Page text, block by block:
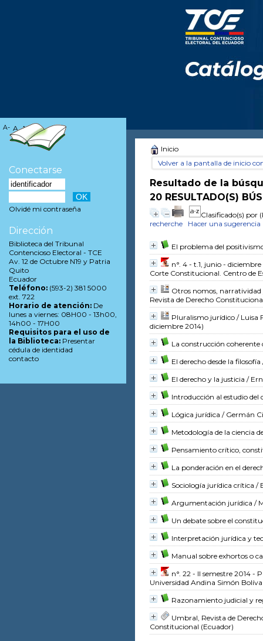
Inicio
Volver a la pantalla de inicio
Resultado de la
20 RESULTADO(S)
Clasificado(s) por
recherche
Hacer una sugerencia
El problema del
n°. 4 - t.1, junio -
Corte Constitucional. Centro de
Otros nomos,
Revista de Derecho
Pluralismo jurídico / Luisa
diciembre 2014)
La construcción coherente
El derecho desde la filosofía
El derecho y la justicia /
Introducción al estudio del
Lógica jurídica / Germán
Metodología de la ciencia
Pensamiento crítico,
La ponderación en el
Sociología jurídica crítica /
Argumentación jurídica /
Un debate sobre el
Interpretación jurídica y
Manual sobre exhortos o
n°. 22 - II semestre 2014
Universidad Andina Simón
Razonamiento judicial y
Umbral, Revista de
Constitucional (Ecuador)
A- A A+
Conectarse
Olvidé mi contraseña
Dirección
Biblioteca del Tribunal
Contencioso Electoral - TCE
Av. 12 de Octubre N19 y Patria
Quito
Ecuador
Teléfono: (593-2) 381 5000
ext. 722
Horario de atención: De
lunes a viernes: 08H00 - 13h00,
14h00 - 17H00
Requisitos para el uso de
la Biblioteca: Presentar
cédula de identidad
contacto